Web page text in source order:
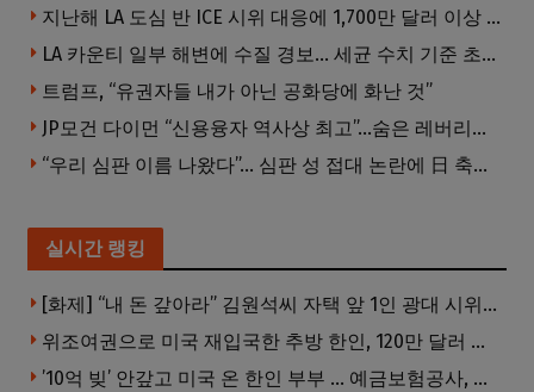
지난해 LA 도심 반 ICE 시위 대응에 1,700만 달러 이상 지출… LAPD, 대규모 시위 대비 강화 필요
LA 카운티 일부 해변에 수질 경보… 세균 수치 기준 초과, 입수 자제 당부
트럼프, “유권자들 내가 아닌 공화당에 화난 것”
JP모건 다이먼 “신용융자 역사상 최고”…숨은 레버리지 경고
“우리 심판 이름 나왔다”… 심판 성 접대 논란에 日 축구계 발칵
실시간 랭킹
[화제] “내 돈 갚아라” 김원석씨 자택 앞 1인 광대 시위 … 한인 투자사, “108만 달러 못받아”
위조여권으로 미국 재입국한 추방 한인, 120만 달러 은행 사기 행각
’10억 빚’ 안갚고 미국 온 한인 부부 … 예금보험공사, 미국서 소송